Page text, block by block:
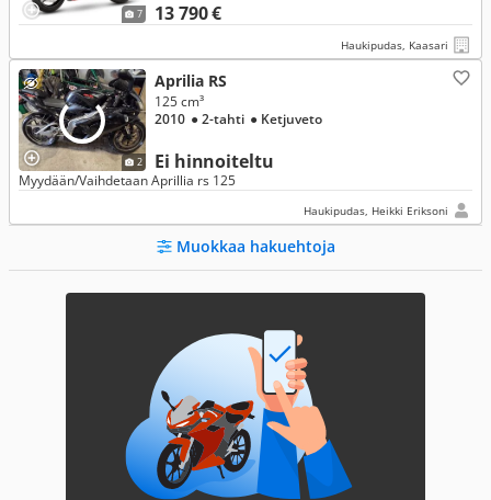
7 13 790 €
Haukipudas, Kaasari
2
Aprilia RS
Ei hinnoiteltu
125 cm³
2010 ● 2-tahti ● Ketjuveto
Myydään/Vaihdetaan Aprillia rs 125
Haukipudas, Heikki Eriksoni
Muokkaa hakuehtoja